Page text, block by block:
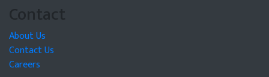
Contact
About Us
Contact Us
Careers